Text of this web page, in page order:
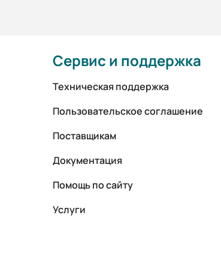
Сервис и поддержка
Техническая поддержка
Пользовательское соглашение
Поставщикам
Документация
Помощь по сайту
Услуги